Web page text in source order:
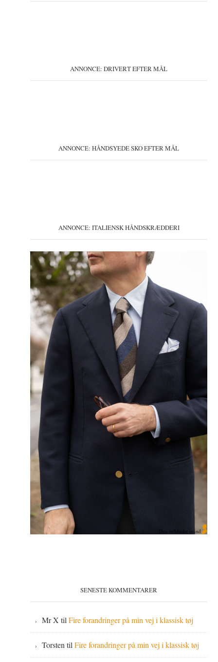
ANNONCE: DRIVERT EFTER MÅL
ANNONCE: HÅNDSYEDE SKO EFTER MÅL
ANNONCE: ITALIENSK HÅNDSKRÆDDERI
SENESTE KOMMENTARER
Mr X tilFire forandringer på min vej i klassisk tøj
Torsten tilFire forandringer på min vej i klassisk tøj